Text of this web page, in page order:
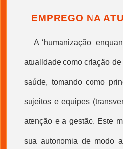
EMPREGO NA
A ‘humanização’
atualidade como criação
saúde, tomando como
sujeitos e equipes
atenção e a gestão. Este
sua autonomia de modo